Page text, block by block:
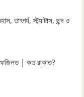
তাৎপর্য, স্ট্যাটাস, ছন্দ ও
ফজিলত | কত রাকাত?